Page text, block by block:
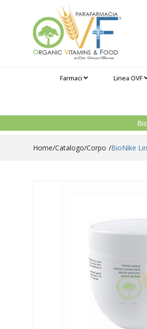
Farmaci Linea OVF
Home Catalogo/Corpo BioNike